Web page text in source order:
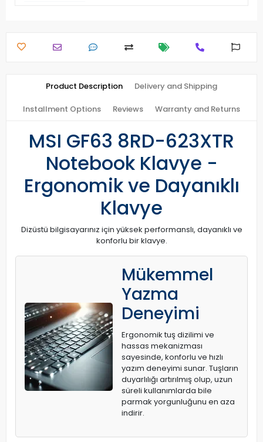
Product Description Delivery and Shipping
Installment Options Reviews Warranty and Returns
MSI GF63 8RD-623XTR
Notebook Klavye -
Ergonomik ve Dayanıklı
Klavye
Dizüstü bilgisayarınız için yüksek performanslı, dayanıklı ve
konforlu bir klavye.
Mükemmel
Yazma
Deneyimi
Ergonomik tuş dizilimi ve
hassas mekanizması
sayesinde, konforlu ve hızlı
yazım deneyimi sunar. Tuşların
duyarlılığı artırılmış olup, uzun
süreli kullanımlarda bile
parmak yorgunluğunu en aza
indirir.